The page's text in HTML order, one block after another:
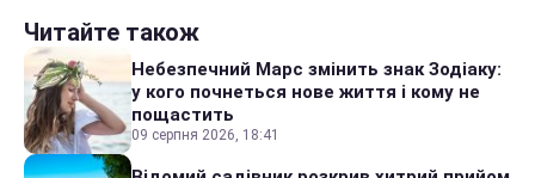
Читайте також
Небезпечний Марс змінить знак Зодіаку:
у кого почнеться нове життя і кому не
пощастить
09 серпня 2026, 18:41